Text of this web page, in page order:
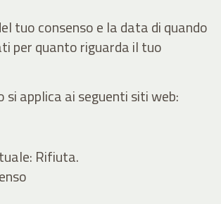
tuo consenso e la data di quando
per quanto riguarda il tuo
si applica ai seguenti siti web:
Rifiuta.